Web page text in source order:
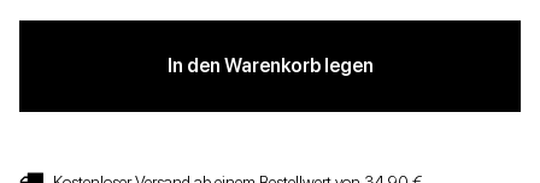
In den Warenkorb legen